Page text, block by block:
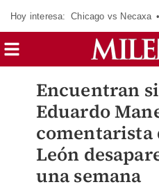
Hoy interesa: Chicago vs Necaxa
Encuentran
Eduardo
comentarista
León
una semana